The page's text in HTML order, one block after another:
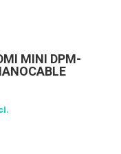
MINI DPM-